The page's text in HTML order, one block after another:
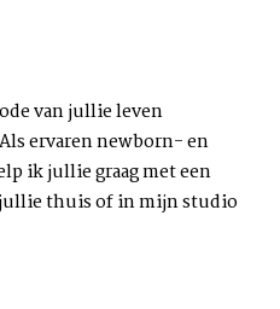
van jullie leven
ervaren newborn- en
ik jullie graag met een
thuis of in mijn studio